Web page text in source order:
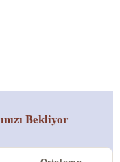
Bekliyor